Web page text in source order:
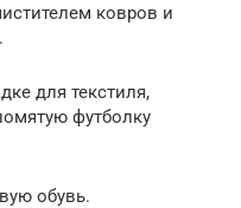
ковров и
для текстиля,
футболку
обувь.